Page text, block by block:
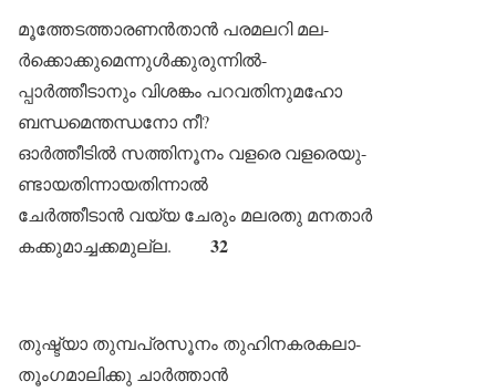
മൂത്തേടത്താരണൻതാൻ പരമലറി മല-
ർക്കൊക്കുമെന്നുൾക്കുരുന്നിൽ-
പ്പാർത്തീടാനും വിശങ്കം പറവതിനുമഹോ
ബന്ധമെന്തന്ധനോ നീ?
ഓർത്തീടിൽ സത്തിനൂനം വളരെ വളരെയു-
ണ്ടായതിന്നായതിന്നാൽ
ചേർത്തീടാൻ വയ്യ ചേരും മലരതു മനതാർ
കക്കുമാച്ചക്കമുല്ല.
32
തുഷ്ട്യാ തുമ്പപ്രസൂനം തുഹിനകരകലാ-
തൂംഗമാലിക്കു ചാർത്താൻ